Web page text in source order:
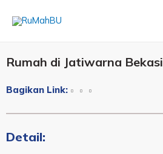
Rumah di Jatiwarna Bekasi
Bagikan Link:
Detail: